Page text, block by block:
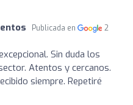
Publicada en
2
Sin duda los
Atentos y cercanos.
siempre. Repetiré